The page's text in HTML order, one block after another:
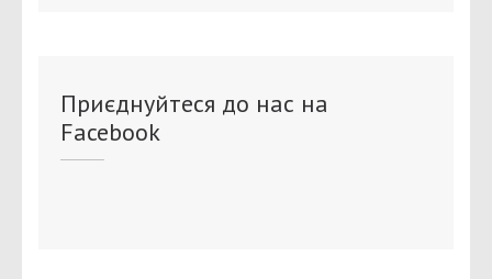
Приєднуйтеся до нас на
Facebook